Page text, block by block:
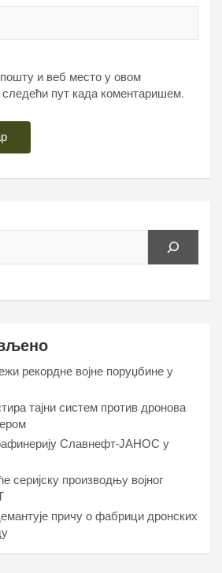
и веб место у овом
следећи пут када коментаришем.
рекордне војне поруџбине у
тајни систем против дронова
Славнефт-ЈАНОС у
серијску производњу војног
причу о фабрици дронских